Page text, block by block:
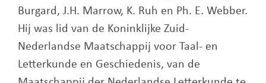
Burgard, J.H. Marrow, K. Ruh en Ph. E. Webber.
Hij was lid van de Koninklijke Zuid-
Nederlandse Maatschappij voor Taal- en
Letterkunde en Geschiedenis, van de